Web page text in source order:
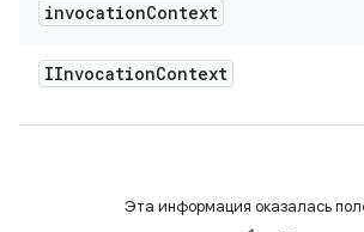
invocationContext
IInvocationContext
Эта информация оказалась